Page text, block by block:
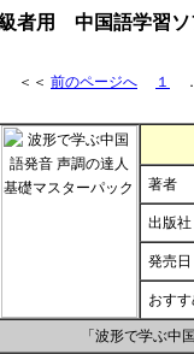
者用 中国語学習ソ
＜＜ 前のページへ １
著者
出版社
発売日
おす
「波形で学ぶ